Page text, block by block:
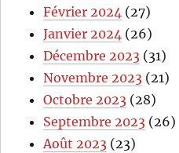
Février 2024 (27)
Janvier 2024 (26)
Décembre 2023 (31)
Novembre 2023 (21)
Octobre 2023 (28)
Septembre 2023 (26)
Août 2023 (23)